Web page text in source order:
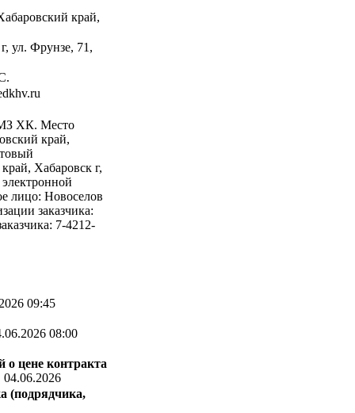
край,
ул. Фрунзе, 71,
ХК. Место
край,
Хабаровск г,
лицо: Новоселов
заказчика:
7-4212-
09:45
08:00
о цене контракта
04.06.2026
(подрядчика,